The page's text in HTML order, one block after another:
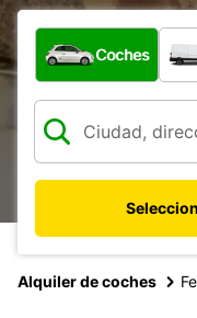
¿Qué tipo de
Coches
Alquiler de coches